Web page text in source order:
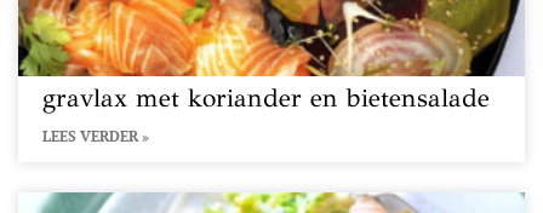
gravlax met koriander en bietensalade
LEES VERDER »